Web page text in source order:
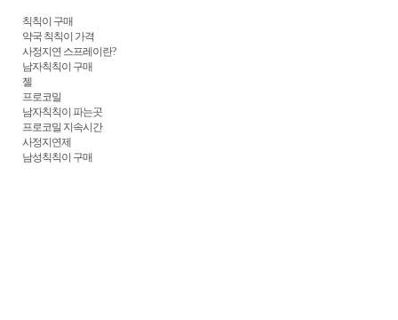
칙칙이 구매
약국 칙칙이 가격
사정지연 스프레이란?
남자칙칙이 구매
젤
프로코밀
남자칙칙이 파는곳
프로코밀 지속시간
사정지연제
남성칙칙이 구매